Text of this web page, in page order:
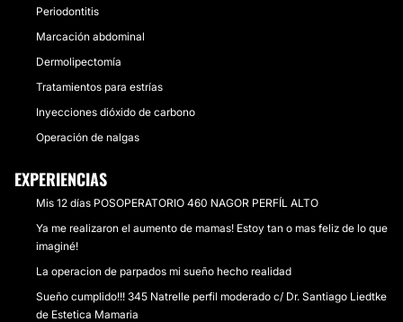
Periodontitis
Marcación abdominal
Dermolipectomía
Tratamientos para estrías
Inyecciones dióxido de carbono
Operación de nalgas
EXPERIENCIAS
Mis 12 días POSOPERATORIO 460 NAGOR PERFÍL ALTO
Ya me realizaron el aumento de mamas! Estoy tan o mas feliz de lo que
imaginé!
La operacion de parpados mi sueño hecho realidad
Sueño cumplido!!! 345 Natrelle perfil moderado c/ Dr. Santiago Liedtke
de Estetica Mamaria